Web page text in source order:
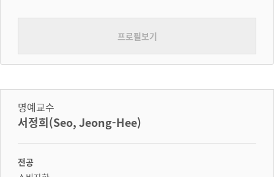
프로필보기
명예교수
서정희(Seo, Jeong-Hee)
전공